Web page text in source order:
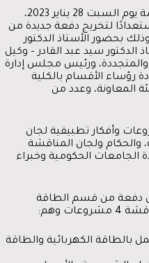
شهدت كلية الهندسة جامعة النهضة يوم السبت 28 يناير 2023،
لتخريج دفعة جديدة من
للعام الجامعي 2022 / 2023، وذلك بحضور الأستاذ الدكتور
الدكتور سيد عبد القادر – وكيل
والمتجددة، ورئيس مجلس إدارة
رؤساء الأقسام بالكلية
المعاونة، وعدد من
وأفكار تطبيقية لجان
والحكام ولجان المناقشة
الجامعات الحكومية وخبراء
دفعة من قسم الطاقة
وهم:
الكهربائية والطاقة